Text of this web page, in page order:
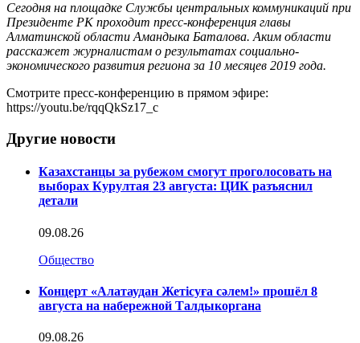
Сегодня на площадке Службы центральных коммуникаций при
Президенте РК проходит пресс-конференция главы
Алматинской области Амандыка Баталова. Аким области
расскажет журналистам о результатах социально-
экономического развития региона за 10 месяцев 2019 года.
Смотрите пресс-конференцию в прямом эфире:
https://youtu.be/rqqQkSz17_c
Другие новости
Казахстанцы за рубежом смогут проголосовать на
выборах Курултая 23 августа: ЦИК разъяснил
детали
09.08.26
Общество
Концерт «Алатаудан Жетісуға сәлем!» прошёл 8
августа на набережной Талдыкоргана
09.08.26